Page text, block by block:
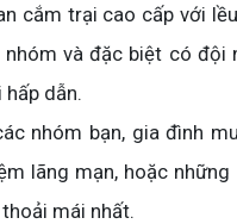
cắm trại cao cấp với
và đặc biệt có đội
dẫn.
nhóm bạn, gia đình
lãng mạn, hoặc
mái nhất.